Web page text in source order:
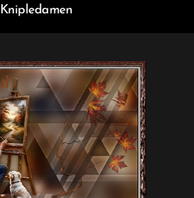
Knipledamen